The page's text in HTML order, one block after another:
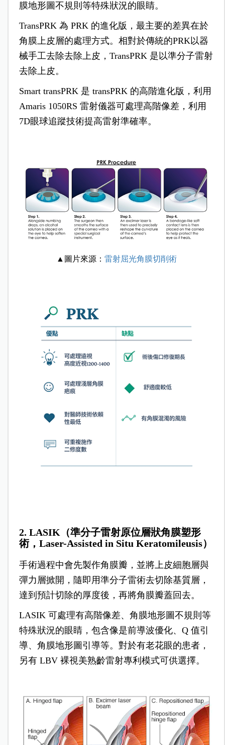
膜地形圖不規則等特殊狀況的眼睛。
TransPRK 為 PRK 的進化版，最主要的差異在於
角膜上皮層的處理方式。相對於傳統的PRK以器
械手工去除去除上皮，TransPRK 是以準分子雷射
去除上皮。
Smart transPRK 是 transPRK 的高階進化版，利用
Amaris 1050RS 雷射儀器可處理高階像差，利用
7D眼球追蹤技術提高雷射準確率。
▲圖片來源： 雷射屈光角膜切削術
2. LASIK（準分子雷射原位層狀角膜塑形
術，Laser-Assisted in Situ Keratomileusis）
手術過程中會先製作角膜瓣，並將上皮細胞層與
彈力層掀開，隨即用準分子雷術去切除基質層，
達到預計切除的厚度後，再將角膜瓣蓋回去。
LASIK 可處理有高階像差、角膜地形圖不規則等
特殊狀況的眼睛，包含像是前導波優化、Q 值引
導、角膜地形圖引導等。對於有老花眼的患者，
另有 LBV 裸視美熟齡雷射專利模式可供選擇。